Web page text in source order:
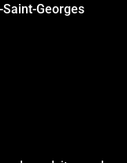
Georges